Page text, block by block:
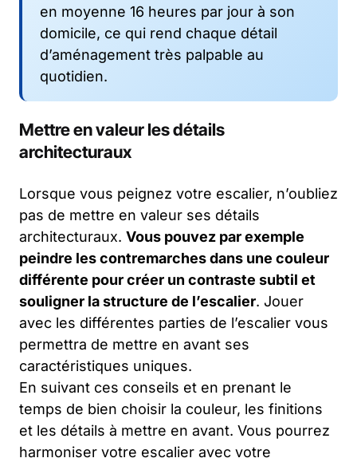
en moyenne 16 heures par jour à son
domicile, ce qui rend chaque détail
d’aménagement très palpable au
quotidien.
Mettre en valeur les détails
architecturaux
Lorsque vous peignez votre escalier, n’oubliez
pas de mettre en valeur ses détails
architecturaux. Vous pouvez par exemple
peindre les contremarches dans une couleur
différente pour créer un contraste subtil et
souligner la structure de l’escalier. Jouer
avec les différentes parties de l’escalier vous
permettra de mettre en avant ses
caractéristiques uniques.
En suivant ces conseils et en prenant le
temps de bien choisir la couleur, les finitions
et les détails à mettre en avant. Vous pourrez
harmoniser votre escalier avec votre